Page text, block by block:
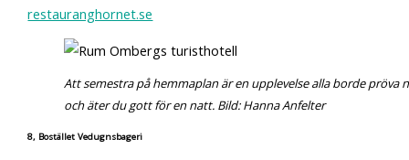
restauranghornet.se
Att semestra på hemmaplan är en upplevelse alla borde pröva
och äter du gott för en natt. Bild: Hanna Anfelter
8, Bostället Vedugnsbageri